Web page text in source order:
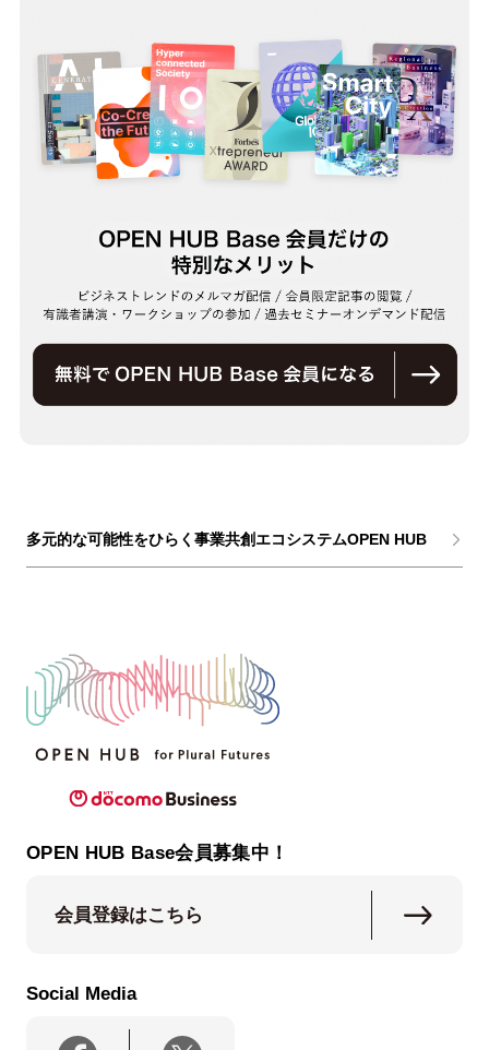
多元的な可能性をひらく事業共創エコシステムOPEN HUB
OPEN HUB Base会員募集中！
会員登録はこちら
Social Media